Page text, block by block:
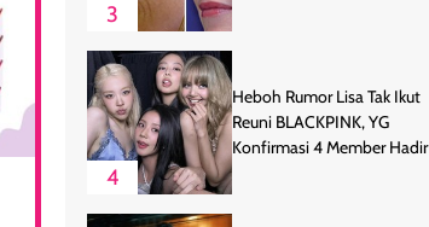
3
4
Heboh Rumor Lisa Tak Ikut
Reuni BLACKPINK, YG
Konfirmasi 4 Member Hadir